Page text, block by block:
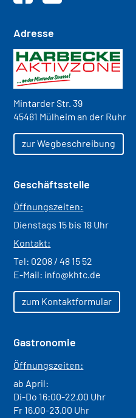
Adresse
Mintarder Str. 39
45481 Mülheim an der Ruhr
zur Wegbeschreibung
Geschäftsstelle
Öffnungszeiten:
Dienstags 15 bis 18 Uhr
Kontakt:
Tel: 0208 / 48 15 52
E-Mail: info@khtc.de
zum Kontaktformular
Gastronomie
Öffnungszeiten:
ab April:
Di-Do 16:00-22.00 Uhr
Fr 16.00-23.00 Uhr